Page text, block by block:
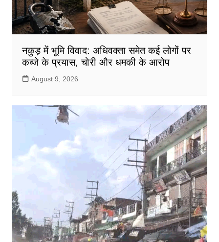
नकुड़ में भूमि विवाद: अधिवक्ता समेत कई लोगों पर
कब्जे के प्रयास, चोरी और धमकी के आरोप
August 9, 2026